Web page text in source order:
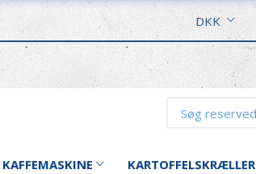
DKK
KAFFEMASKINE KARTOFFELSKRÆLLER